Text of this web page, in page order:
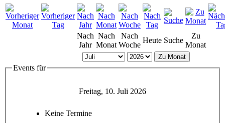
Nach
Jahr
Nach
Monat
Nach
Woche
Heute Suche
Zu
Monat
Zu Monat
Events für
Freitag, 10. Juli 2026
Keine Termine